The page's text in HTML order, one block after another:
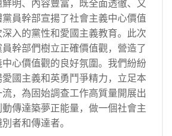
、內容豐富，既全面透徹、又
員幹部宣揚了社會主義中心價值
入的黨性和愛國主義教育。此次
幹部們樹立正確價值觀，營造了
心價值觀的良好氛圍。我們紛紛
國主義和英勇鬥爭精力，立足本
，為固始調查工作高質量開展出
傳達築夢正能量，做一個社會主
者和傳達者。